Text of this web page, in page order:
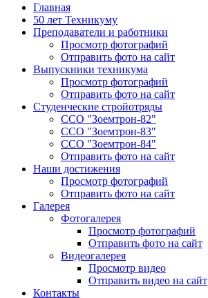
Главная
50 лет Техникуму
Преподаватели и работники
Просмотр фотографий
Отправить фото на сайт
Выпускники техникума
Просмотр фотографий
Отправить фото на сайт
Студенческие стройотряды
ССО "Зоемтрон-82"
ССО "Зоемтрон-83"
ССО "Зоемтрон-84"
Отправить фото на сайт
Наши достижения
Просмотр фотографий
Отправить фото на сайт
Галерея
Фотогалерея
Просмотр фотографий
Отправить фото на сайт
Видеогалерея
Просмотр видео
Отправить видео на сайт
Контакты